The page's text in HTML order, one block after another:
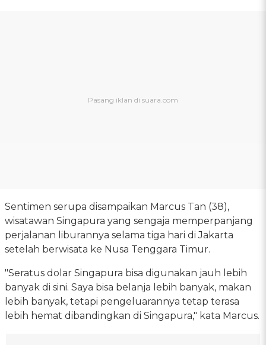
Sentimen serupa disampaikan Marcus Tan (38),
wisatawan Singapura yang sengaja memperpanjang
perjalanan liburannya selama tiga hari di Jakarta
setelah berwisata ke Nusa Tenggara Timur.
"Seratus dolar Singapura bisa digunakan jauh lebih
banyak di sini. Saya bisa belanja lebih banyak, makan
lebih banyak, tetapi pengeluarannya tetap terasa
lebih hemat dibandingkan di Singapura," kata Marcus.